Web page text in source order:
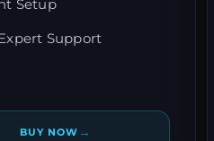
Setup
Support
BUY NOW →